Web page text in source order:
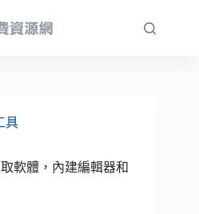
具
軟體，內建編輯器和